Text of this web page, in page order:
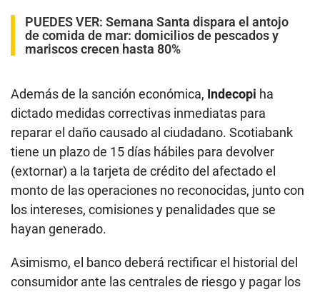
PUEDES VER: Semana Santa dispara el antojo
de comida de mar: domicilios de pescados y
mariscos crecen hasta 80%
Además de la sanción económica, Indecopi ha
dictado medidas correctivas inmediatas para
reparar el daño causado al ciudadano. Scotiabank
tiene un plazo de 15 días hábiles para devolver
(extornar) a la tarjeta de crédito del afectado el
monto de las operaciones no reconocidas, junto con
los intereses, comisiones y penalidades que se
hayan generado.
Asimismo, el banco deberá rectificar el historial del
consumidor ante las centrales de riesgo y pagar los